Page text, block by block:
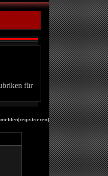
für
|registrieren]